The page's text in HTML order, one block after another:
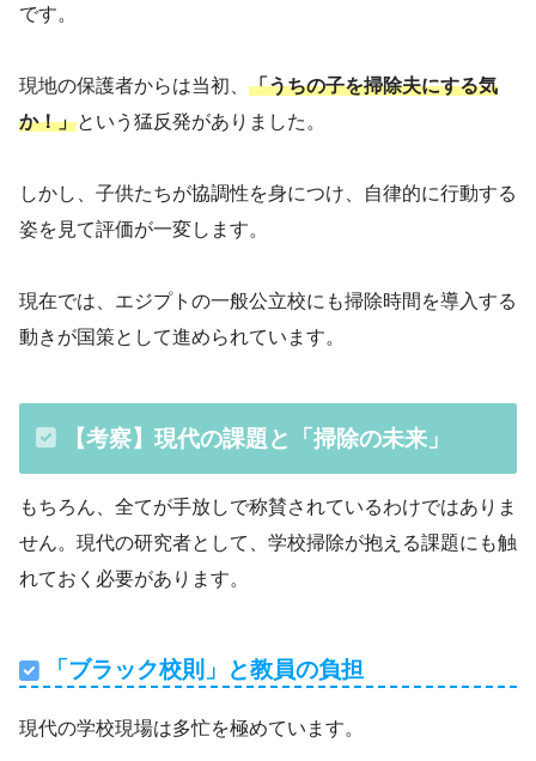
です。
現地の保護者からは当初、 「うちの子を掃除夫にする気
か！」という猛反発がありました。
しかし、子供たちが協調性を身につけ、自律的に行動する
姿を見て評価が一変します。
現在では、エジプトの一般公立校にも掃除時間を導入する
動きが国策として進められています。
【考察】現代の課題と「掃除の未来」
もちろん、全てが手放しで称賛されているわけではありま
せん。現代の研究者として、学校掃除が抱える課題にも触
れておく必要があります。
「ブラック校則」と教員の負担
現代の学校現場は多忙を極めています。